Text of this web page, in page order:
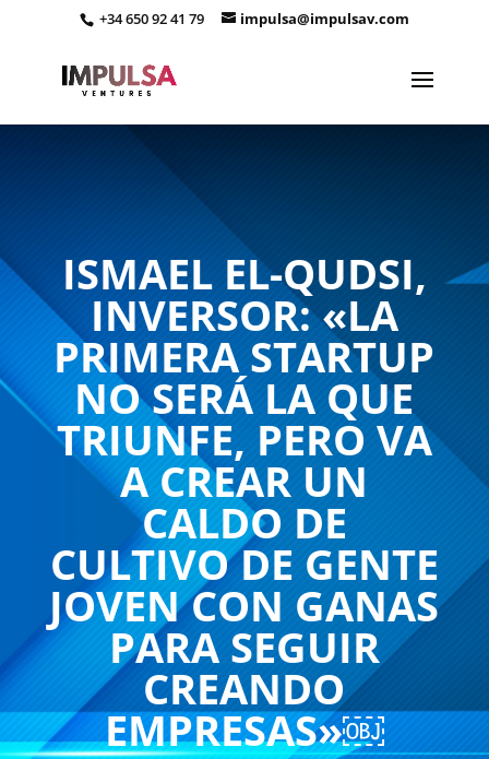
+34 650 92 41 79 impulsa@impulsav.com
ISMAEL EL-QUDSI,
INVERSOR: «LA
PRIMERA STARTUP
NO SERÁ LA QUE
TRIUNFE, PERO VA
A CREAR UN
CALDO DE
CULTIVO DE GENTE
JOVEN CON GANAS
PARA SEGUIR
CREANDO
EMPRESAS»￼